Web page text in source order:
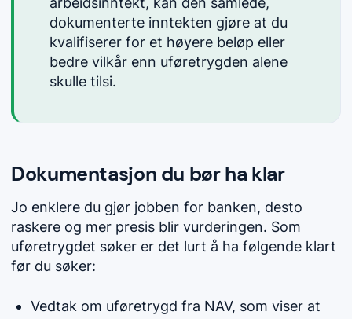
dokumenterte inntekten gjøre at du
kvalifiserer for et høyere beløp eller
bedre vilkår enn uføretrygden alene
skulle tilsi.
Dokumentasjon du bør ha klar
Jo enklere du gjør jobben for banken, desto
raskere og mer presis blir vurderingen. Som
uføretrygdet søker er det lurt å ha følgende klart
før du søker:
Vedtak om uføretrygd fra NAV, som viser at